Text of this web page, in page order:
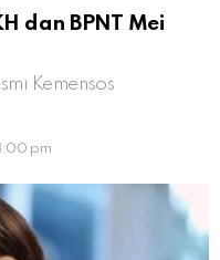
dan BPNT Mei
Kemensos
pm